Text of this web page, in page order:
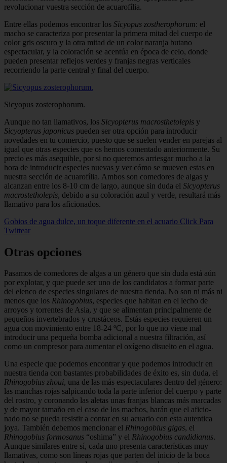
revolucionar vuestra sección de acuarofília.
Entre ellas podemos encontrar los Sic­yopus zostherophorum: el
macho se carac­teriza por presentar la primera mitad del cuerpo de
color gris oscuro y la otra mitad de un color naranja butano
espectacular, y la coloración se acentúa en época de celo, donde
pueden presentar reflejos verdes y franjas negras verticales
recorriendo la parte central y final del cuerpo.
Sicyopus zosterophorum.
Aunque no tan llamativos, los Sicyopte­rus macrosthetolepis y
Sicyopterus japoni­cus pueden ser otra opción para introdu­cir
novedades en tu comercio, puesto que se suelen vender en parejas al
igual que otras especies que os hemos comentado anteriormente. Su
precio es más asequi­ble, por si no queremos arriesgar mucho a la
hora de introducir especies nuevas y ver cómo se mueven estas en
nuestra sec­ción de acuarofília. Ambos son comedo­res de algas y
alcanzan entre los 8-10 cm de largo, aunque sin duda el Sicyopterus
macrostetholepis, debido a su coloración azul y verde, resultará más
llamativo para los aficionados.
Gobios de agua dulce, un toque diferente en el acuario Click Para
Twittear
Otras opciones
Pasamos de comedores de algas a un gé­nero que sin duda está aún
por explotar, y que puede ser uno de los candidatos a for­mar parte
del elenco de especies singulares de nuestra tienda. No son ni más ni
menos que los Rhinogobius, especies que habitan en el lecho de
arroyos y torrentes de Asia, y que se alimentan principalmente de
pequeños invertebrados y crustáceos. Estás especies requieren un
agua con movimiento entre 18-24 ºC, por lo que no viene mal
introdu­cir una pequeña bomba adicional a nuestra filtración, así
como un compresor para au­mentar el oxígeno disuelto en el agua.
Una especie que podemos encontrar y que podemos introducir en
nuestra tienda con bastantes probabilidades de éxito es, sin duda, el
Rhinogobius zhoui, una de las más espectaculares dentro del género:
las manchas rojas salpicando toda la parte inferior del cuerpo y parte
del rostro, y coronando las aletas unas franjas blancas más marcadas
y de mayor tamaño en el caso de los machos, harán que el aficio­
nado no se pueda resistir a contar en su acuario con esta autentica
joya. También debemos mencionar el Rhinogobius gigas, el
Rhinogobius formosanus “oshima” y el Rhinogobius candidianus.
Aunque simila­res entre sí, cada uno presenta característi­cas muy
llamativas, como son líneas rojas que parten del inicio de la boca